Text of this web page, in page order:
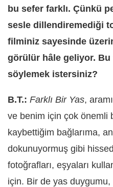
bu sefer farklı. Çünkü
sesle dillendiremediği
filminiz sayesinde
görülür hâle geliyor.
söylemek istersiniz?
B.T.: Farklı Bir Yas,
ve benim için çok önemli
kaybettiğim bağlarıma,
dokunuyormuş gibi
fotoğrafları, eşyaları
için. Bir de yas